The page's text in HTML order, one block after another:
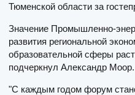
Тюменской области за
Значение Промышленно-
развития региональной
образовательной сферы
подчеркнул Александр Моор.
"С каждым годом форум